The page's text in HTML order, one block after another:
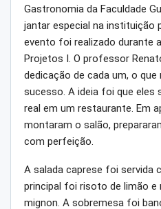
Gastronomia da Faculdade
jantar especial na instituição
evento foi realizado durante
Projetos I. O professor
dedicação de cada um, o
sucesso. A ideia foi que eles
real em um restaurante. Em
montaram o salão,
com perfeição.
A salada caprese foi servida
principal foi risoto de limão
mignon. A sobremesa foi